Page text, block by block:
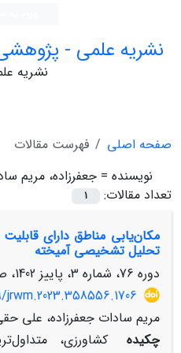
نشریه علمی -
نشریه
صفحه اصلی
فهرست مقالات
نویسنده = جعفرزاده، مریم
تعداد مقالات:
1
مکان‌یابی مناطق دارای
تحلیل تشخیصی آمیخته
دوره 76، شماره 3، پاییز 1402، صفحه
مریم سادات جعفرزاده، علی
چکیده
کشاورزی،